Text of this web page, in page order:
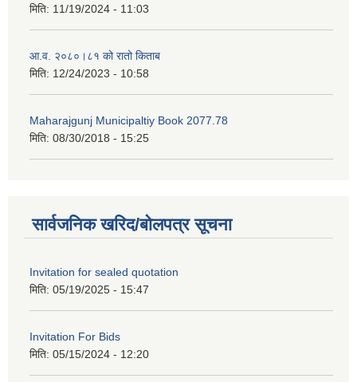
मिति: 11/19/2024 - 11:03
आ.व. २०८०।८१ को रातो किताब
मिति: 12/24/2023 - 10:58
Maharajgunj Municipaltiy Book 2077.78
मिति: 08/30/2018 - 15:25
सार्वजनिक खरिद/बोलपत्र सूचना
Invitation for sealed quotation
मिति: 05/19/2025 - 15:47
Invitation For Bids
मिति: 05/15/2024 - 12:20